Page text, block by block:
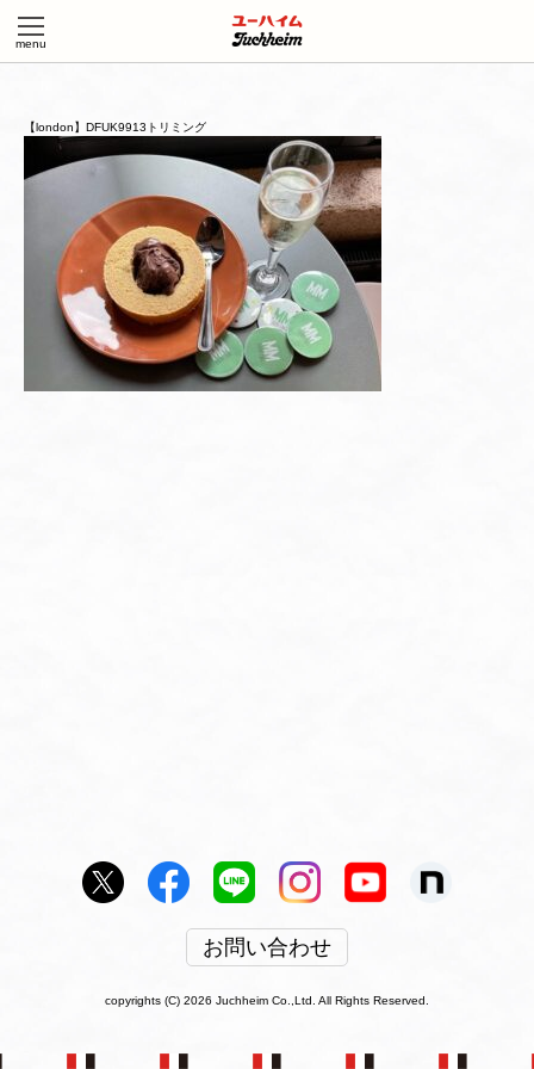
【london】DFUK9913トリミング
お問い合わせ
copyrights (C) 2026 Juchheim Co.,Ltd. All Rights Reserved.